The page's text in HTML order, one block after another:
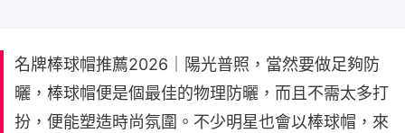
名牌棒球帽推薦2026｜陽光普照，當然要做足夠防
曬，棒球帽便是個最佳的物理防曬，而且不需太多打
扮，便能塑造時尚氛圍。不少明星也會以棒球帽，來